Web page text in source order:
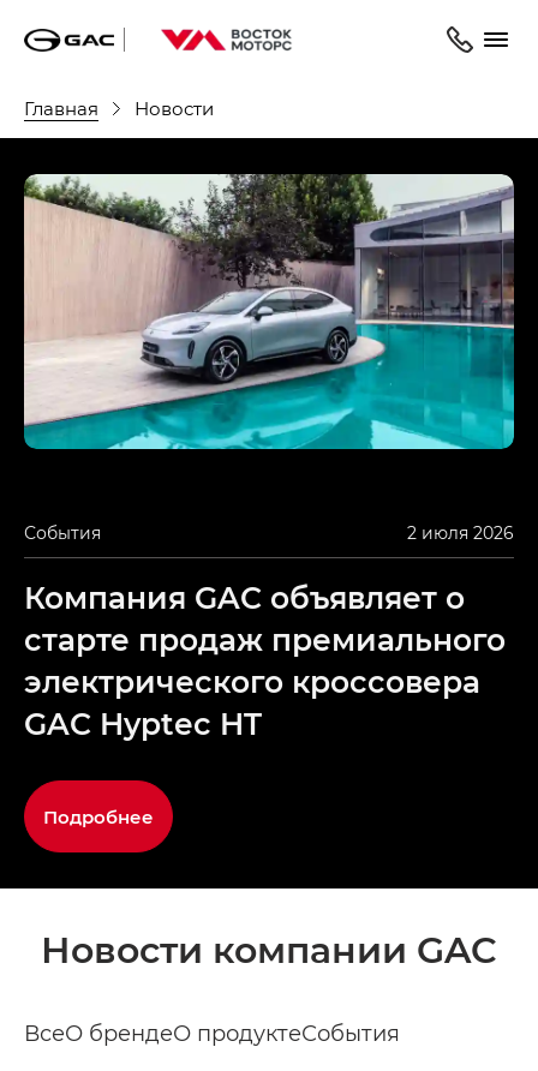
Главная Новости
События 2 июля 2026
Компания GAC объявляет о
старте продаж премиального
электрического кроссовера
GAC Hyptec HT
Подробнее
Новости компании GAC
ВсеО брендеО продуктеСобытия